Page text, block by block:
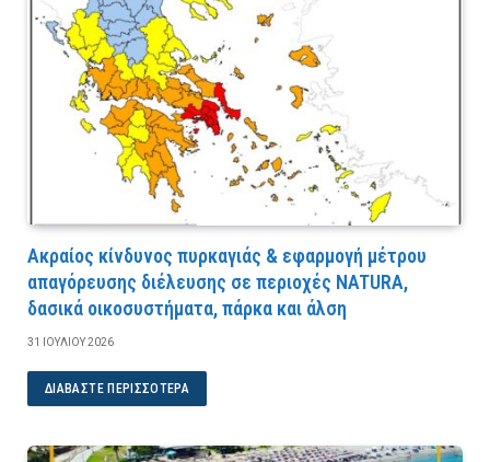
Ακραίος κίνδυνος πυρκαγιάς & εφαρμογή μέτρου
απαγόρευσης διέλευσης σε περιοχές NATURA,
δασικά οικοσυστήματα, πάρκα και άλση
31 ΙΟΥΛΊΟΥ 2026
ΔΙΑΒΆΣΤΕ ΠΕΡΙΣΣΌΤΕΡΑ